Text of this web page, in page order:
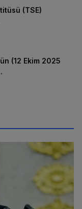
(TSE)
(12 Ekim 2025